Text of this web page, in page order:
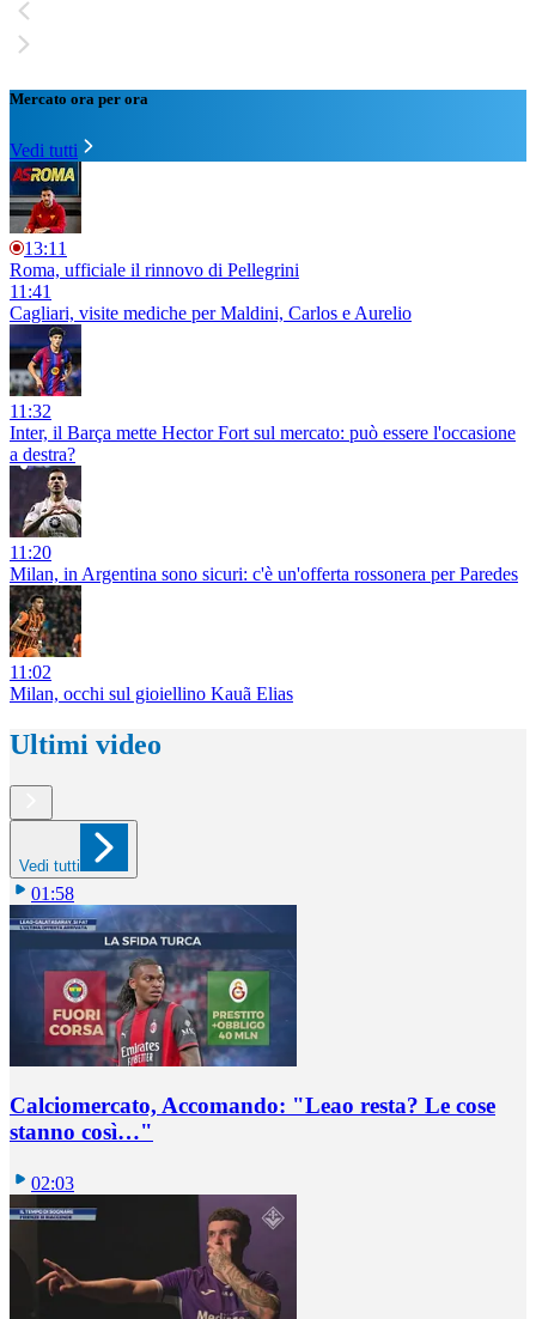
Mercato ora per ora
Vedi tutti
13:11
Roma, ufficiale il rinnovo di Pellegrini
11:41
Cagliari, visite mediche per Maldini, Carlos e Aurelio
11:32
Inter, il Barça mette Hector Fort sul mercato: può essere l'occasione
a destra?
11:20
Milan, in Argentina sono sicuri: c'è un'offerta rossonera per Paredes
11:02
Milan, occhi sul gioiellino Kauã Elias
Ultimi video
Vedi tutti
01:58
Calciomercato, Accomando: "Leao resta? Le cose
stanno così…"
02:03